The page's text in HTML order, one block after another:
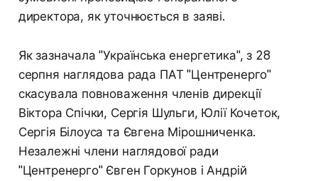
директора, як уточнюється в заяві.
Як зазначала "Українська енергетика", з 28
серпня наглядова рада ПАТ "Центренерго"
скасувала повноваження членів дирекції
Віктора Спічки, Сергія Шульги, Юлії Кочеток,
Сергія Білоуса та Євгена Мірошниченка.
Незалежні члени наглядової ради
"Центренерго" Євген Горкунов і Андрій